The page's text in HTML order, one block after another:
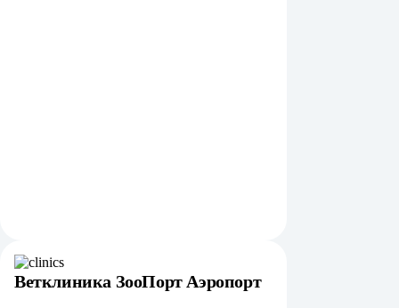
Ветклиника ЗооПорт Аэропорт